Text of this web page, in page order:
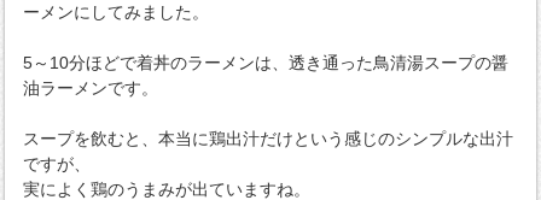
ーメンにしてみました。
5～10分ほどで着丼のラーメンは、透き通った鳥清湯スープの醤
油ラーメンです。
スープを飲むと、本当に鶏出汁だけという感じのシンプルな出汁
ですが、
実によく鶏のうまみが出ていますね。